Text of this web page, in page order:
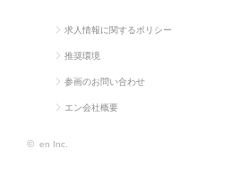
求人情報に関するポリシー
推奨環境
参画のお問い合わせ
エン会社概要
© en Inc.